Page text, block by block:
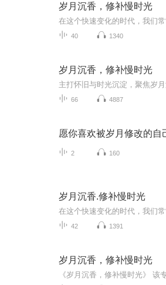
岁月沉香，修补慢时光
40 1340
岁月沉香，修补慢时光
66 4887
愿你喜欢被岁月修改的自
2 160
岁月沉香.修补慢时光
42 1391
岁月沉香，修补慢时光